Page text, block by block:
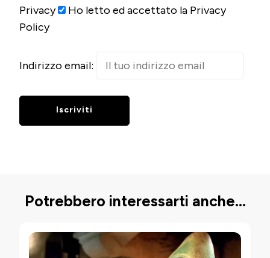
Privacy
Ho letto ed accettato la Privacy
Policy
Indirizzo email:
Potrebbero interessarti anche...